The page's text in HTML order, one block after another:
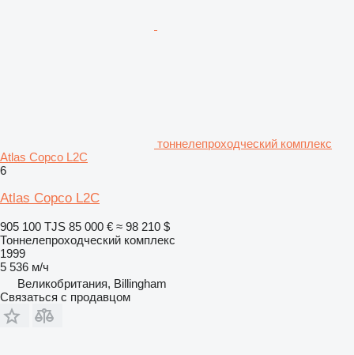
тоннелепроходческий комплекс
Atlas Copco L2C
6
Atlas Copco L2C
905 100 TJS 85 000 € ≈ 98 210 $
Тоннелепроходческий комплекс
1999
5 536 м/ч
Великобритания, Billingham
Связаться с продавцом